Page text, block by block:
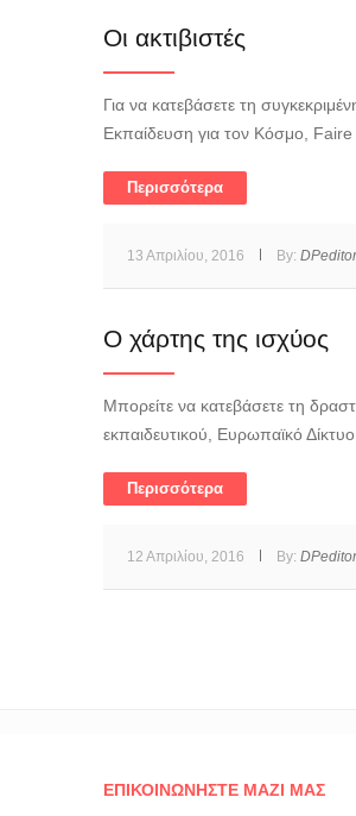
Oι ακτιβιστές
Για να κατεβάσετε τη
Εκπαίδευση για τον Κόσμο,
Περισσότερα
13 Απριλίου, 2016 By: DPeditor
Ο χάρτης της ισχύος
Μπορείτε να κατεβάσετε τη
εκπαιδευτικού, Ευρωπαϊκό
Περισσότερα
12 Απριλίου, 2016 By: DPeditor
ΕΠΙΚΟΙΝΩΝΉΣΤΕ ΜΑΖΊ ΜΑΣ